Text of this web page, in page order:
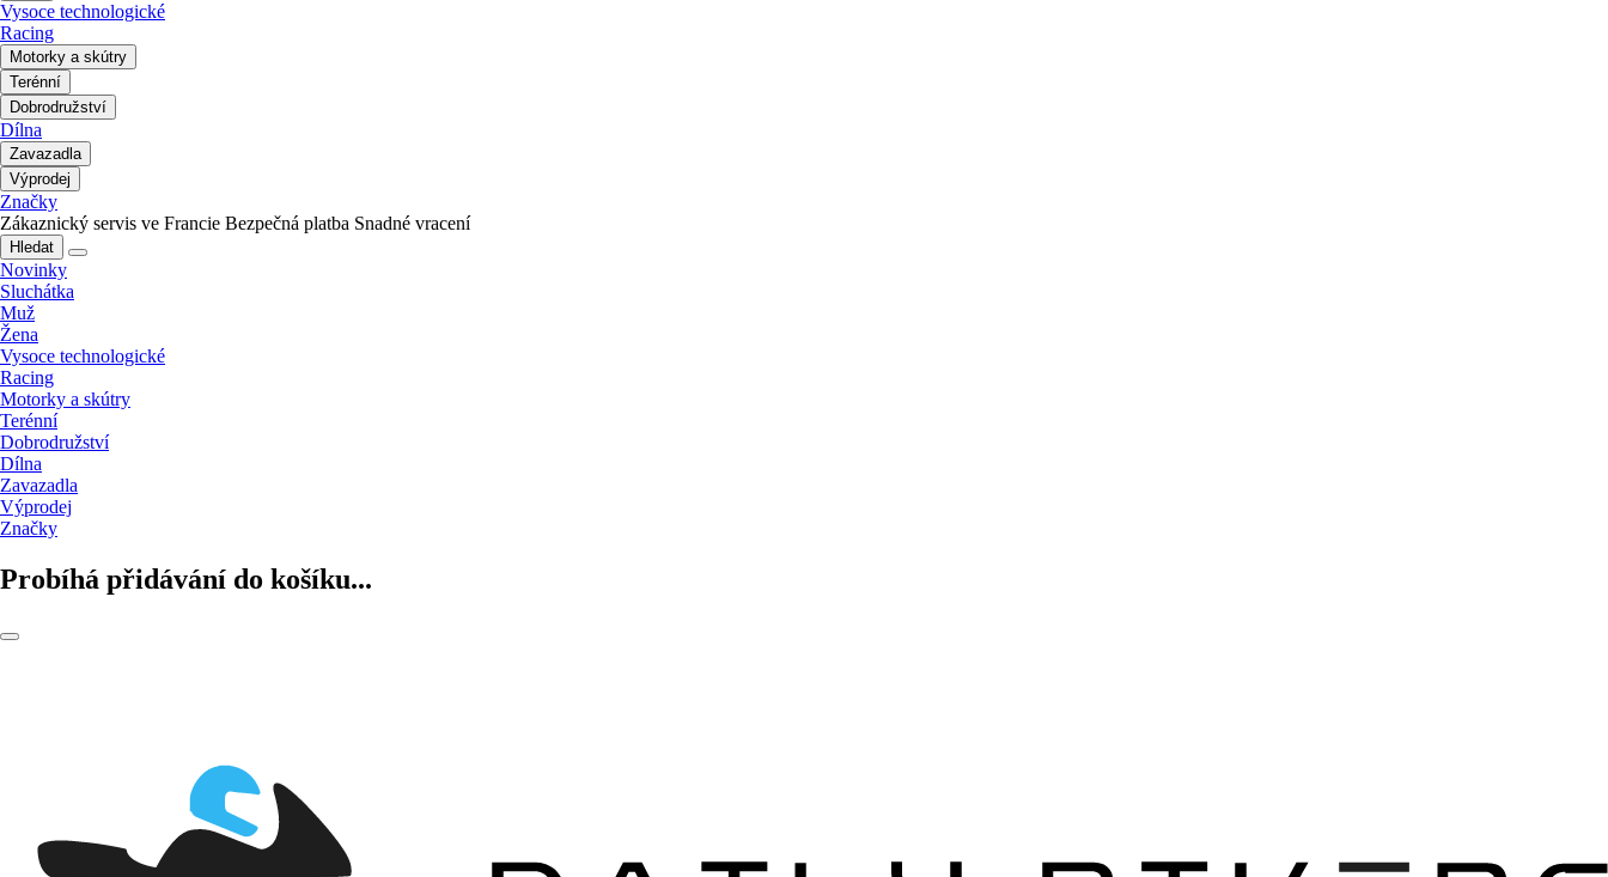
Vysoce technologické
Racing
Motorky a skútry
Terénní
Dobrodružství
Dílna
Zavazadla
Výprodej
Značky
Zákaznický servis ve Francie Bezpečná platba Snadné vracení
Hledat
Novinky
Sluchátka
Muž
Žena
Vysoce technologické
Racing
Motorky a skútry
Terénní
Dobrodružství
Dílna
Zavazadla
Výprodej
Značky
Probíhá přidávání do košíku...